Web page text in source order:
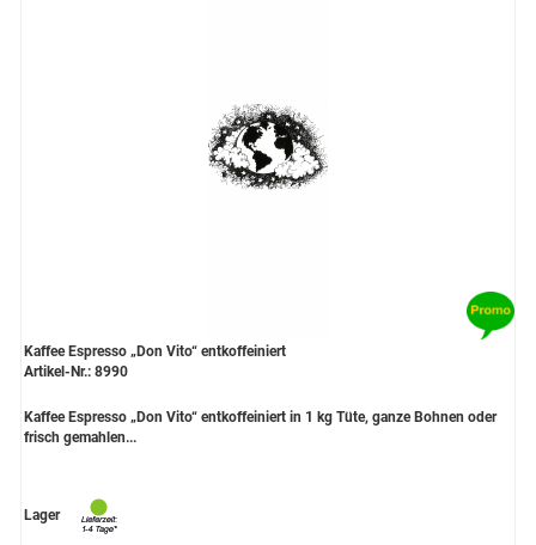
Kaffee Espresso „Don Vito“ entkoffeiniert
Artikel-Nr.: 8990
Kaffee Espresso „Don Vito“ entkoffeiniert in 1 kg Tüte, ganze Bohnen oder
frisch gemahlen...
Lager